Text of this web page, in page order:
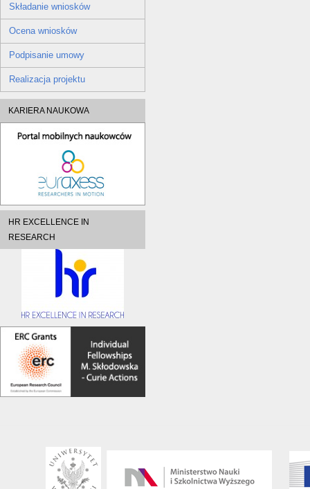
Składanie wniosków
Ocena wniosków
Podpisanie umowy
Realizacja projektu
KARIERA NAUKOWA
HR EXCELLENCE IN
RESEARCH